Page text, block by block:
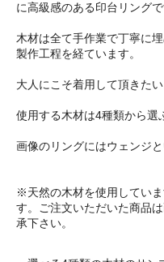
に高級感のある印台リングで
木材は全て手作業で丁寧に
製作工程を経ています。
大人にこそ着用して頂きた
使用する木材は4種類から選
画像のリングにはウェンジ
※天然の木材を使用してい
す。ご注文いただいた商品
承下さい。